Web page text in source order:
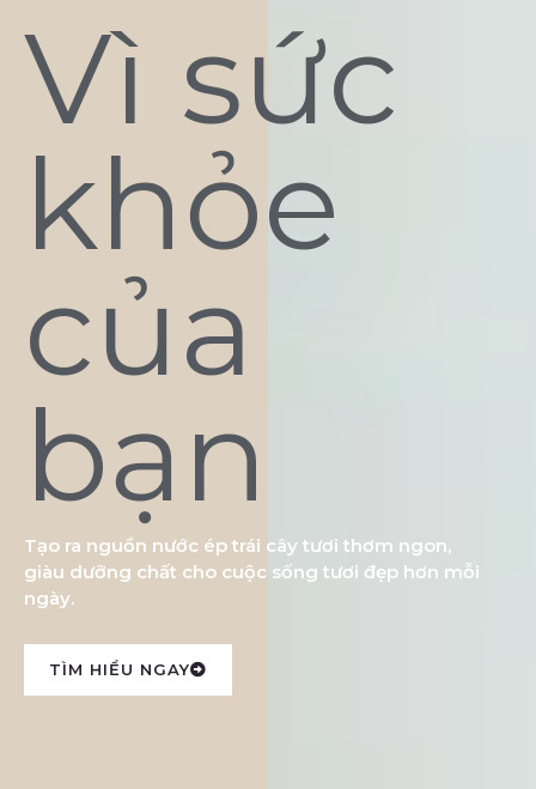
Vì sức
khỏe
của
bạn
Tạo ra nguồn nước ép trái cây tươi thơm ngon,
giàu dưỡng chất cho cuộc sống tươi đẹp hơn mỗi
ngày.
TÌM HIỂU NGAY